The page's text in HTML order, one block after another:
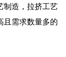
制造，拉挤工艺
且需求数量多的